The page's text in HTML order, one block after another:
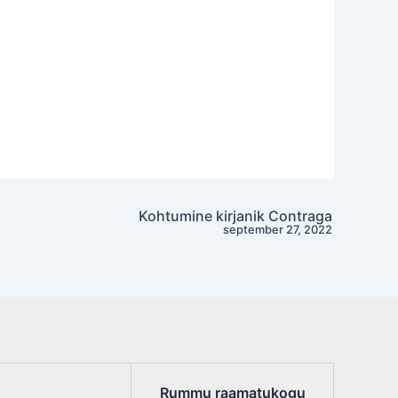
Kohtumine kirjanik Contraga
september 27, 2022
Rummu raamatukogu